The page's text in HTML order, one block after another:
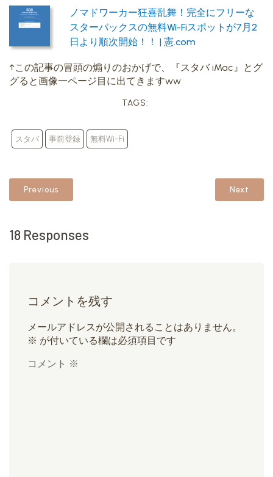
ノマドワーカー狂喜乱舞！完全にフリーな
スターバックスの無料Wi-Fiスポットが7月2
日より順次開始！！ | 憲.com
↑この記事の冒頭の煽りのおかげで、『スタバ iMac』とグ
グると画像一ページ目に出てきますww
TAGS:
スタバ 事前登録 無料Wi-Fi
Previous Next
18 Responses
コメントを残す
メールアドレスが公開されることはありません。
※ が付いている欄は必須項目です
コメント ※